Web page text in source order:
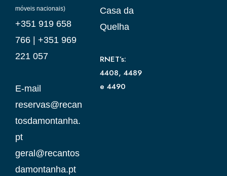
móveis nacionais)
+351 919 658
766
+351 969
221 057
E-mail
reservas@recan
tosdamontanha.
pt
geral@recantos
damontanha.pt
Casa da
Quelha
RNET’s:
4408, 4489
e 4490